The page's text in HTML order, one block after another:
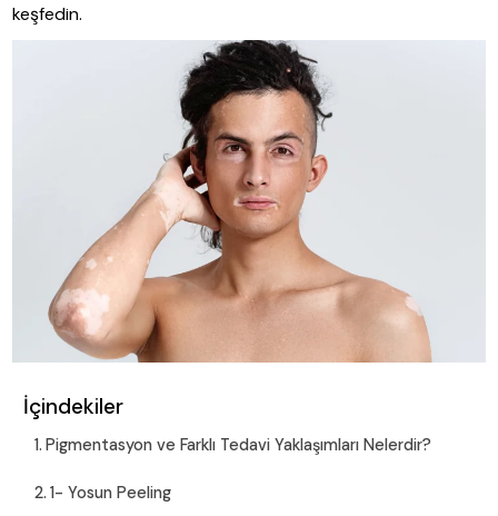
keşfedin.
İçindekiler
Pigmentasyon ve Farklı Tedavi Yaklaşımları Nelerdir?
1- Yosun Peeling